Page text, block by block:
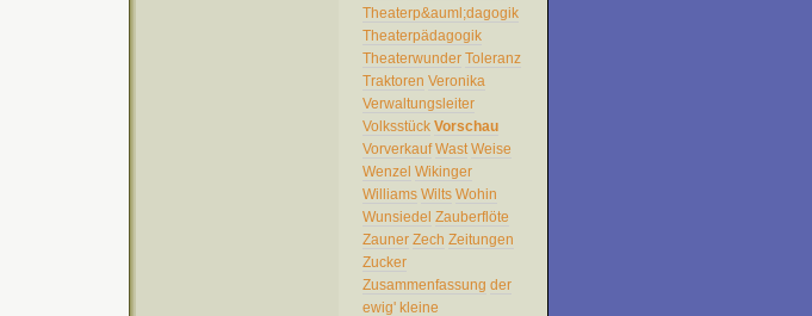
Theaterp&auml;dagogik
Theaterpädagogik
Theaterwunder Toleranz
Traktoren Veronika
Verwaltungsleiter
Volksstück Vorschau
Vorverkauf Wast Weise
Wenzel Wikinger
Williams Wilts Wohin
Wunsiedel Zauberflöte
Zauner Zech Zeitungen
Zucker
Zusammenfassung der
ewig' kleine